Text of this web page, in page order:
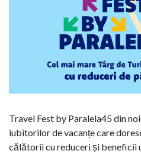
Travel Fest by Paralela45 din
iubitorilor de vacanțe care
călătorii cu reduceri și beneficii